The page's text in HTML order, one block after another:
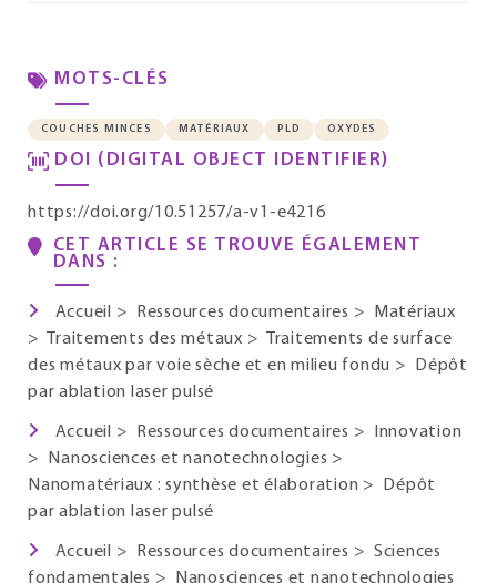
MOTS-CLÉS
COUCHES MINCES MATÉRIAUX PLD OXYDES
DOI (DIGITAL OBJECT IDENTIFIER)
https://doi.org/10.51257/a-v1-e4216
CET ARTICLE SE TROUVE ÉGALEMENT
DANS :
Accueil > Ressources documentaires >
Matériaux
>
Traitements des métaux >
Traitements de surface
des métaux par voie sèche et en milieu fondu >
Dépôt
par ablation laser pulsé
Accueil > Ressources documentaires >
Innovation
>
Nanosciences et nanotechnologies >
Nanomatériaux : synthèse et élaboration >
Dépôt
par ablation laser pulsé
Accueil > Ressources documentaires > Sciences
fondamentales > Nanosciences et nanotechnologies